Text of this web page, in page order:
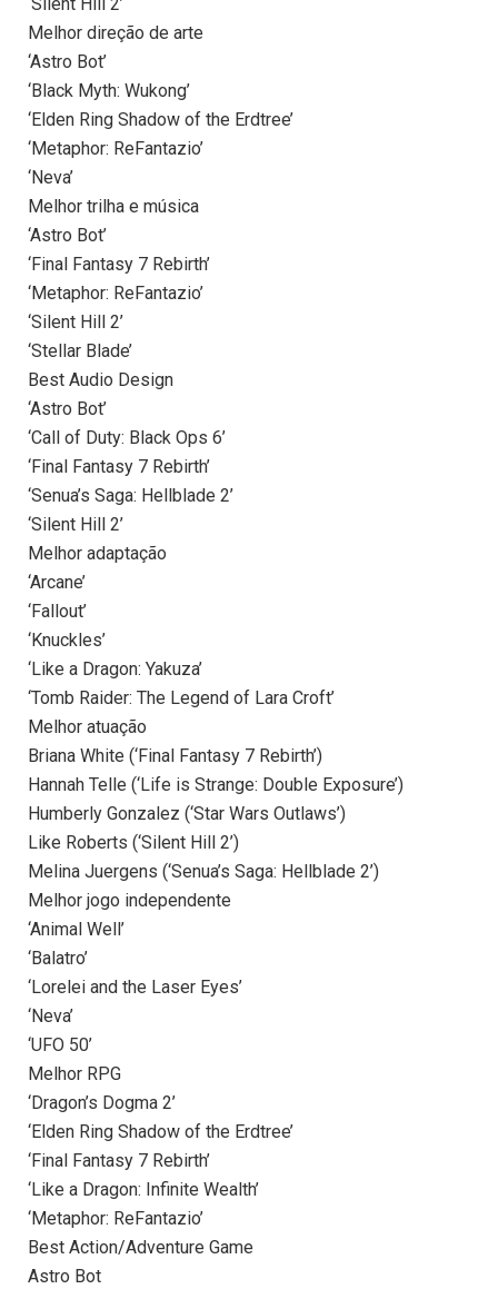
Melhor direção de arte
‘Astro Bot’
‘Black Myth: Wukong’
‘Elden Ring Shadow of the Erdtree’
‘Metaphor: ReFantazio’
‘Neva’
Melhor trilha e música
‘Astro Bot’
‘Final Fantasy 7 Rebirth’
‘Metaphor: ReFantazio’
‘Silent Hill 2’
‘Stellar Blade’
Best Audio Design
‘Astro Bot’
‘Call of Duty: Black Ops 6’
‘Final Fantasy 7 Rebirth’
‘Senua’s Saga: Hellblade 2’
‘Silent Hill 2’
Melhor adaptação
‘Arcane’
‘Fallout’
‘Knuckles’
‘Like a Dragon: Yakuza’
‘Tomb Raider: The Legend of Lara Croft’
Melhor atuação
Briana White (‘Final Fantasy 7 Rebirth’)
Hannah Telle (‘Life is Strange: Double Exposure’)
Humberly Gonzalez (‘Star Wars Outlaws’)
Like Roberts (‘Silent Hill 2’)
Melina Juergens (‘Senua’s Saga: Hellblade 2’)
Melhor jogo independente
‘Animal Well’
‘Balatro’
‘Lorelei and the Laser Eyes’
‘Neva’
‘UFO 50’
Melhor RPG
‘Dragon’s Dogma 2’
‘Elden Ring Shadow of the Erdtree’
‘Final Fantasy 7 Rebirth’
‘Like a Dragon: Infinite Wealth’
‘Metaphor: ReFantazio’
Best Action/Adventure Game
Astro Bot